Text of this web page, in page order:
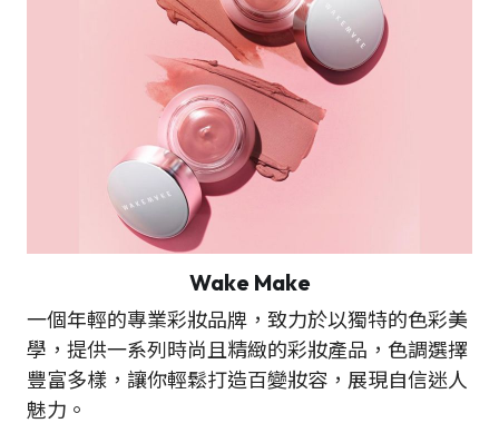
Wake Make
一個年輕的專業彩妝品牌，致力於以獨特的色彩美
學，提供一系列時尚且精緻的彩妝產品，色調選擇
豐富多樣，讓你輕鬆打造百變妝容，展現自信迷人
魅力。